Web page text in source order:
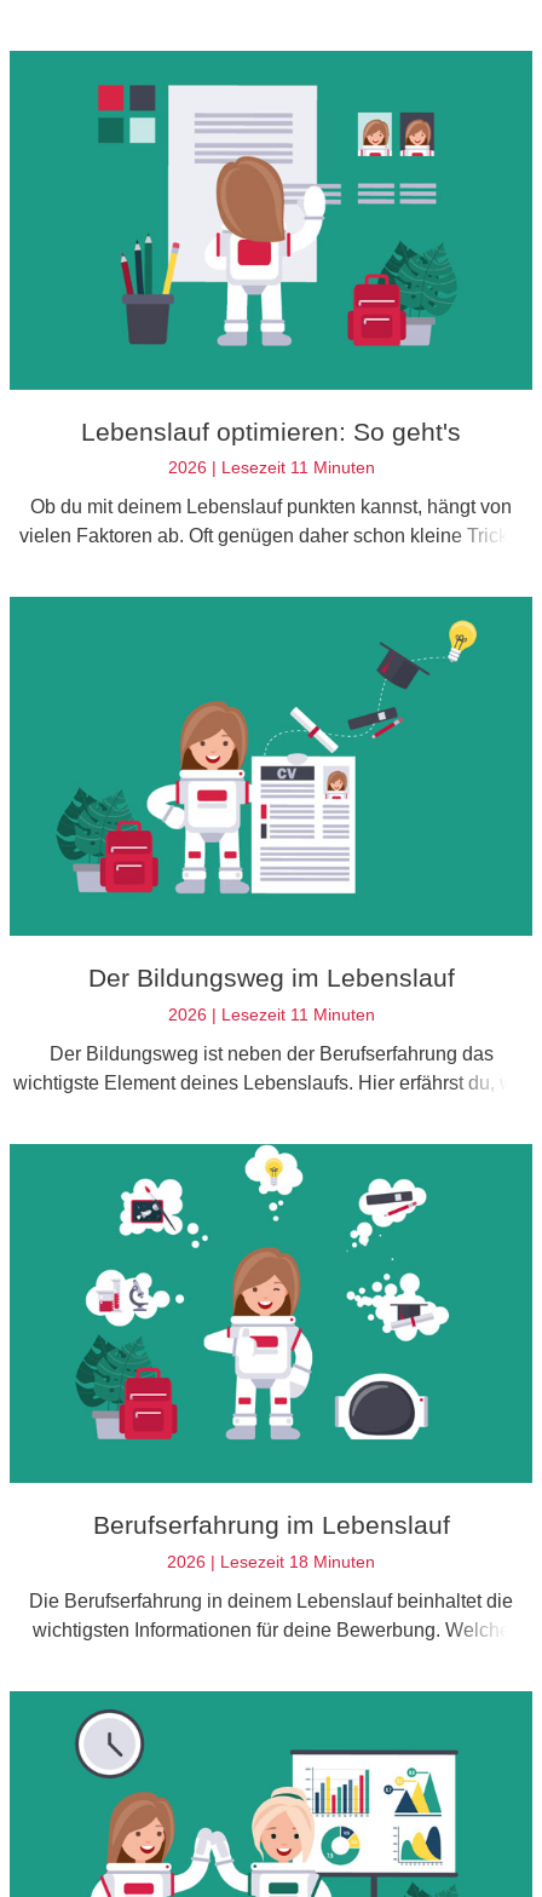
Lebenslauf optimieren: So geht's
2026 | Lesezeit 11 Minuten
Ob du mit deinem Lebenslauf punkten kannst, hängt von
vielen Faktoren ab. Oft genügen daher schon kleine Tricks,
Der Bildungsweg im Lebenslauf
2026 | Lesezeit 11 Minuten
Der Bildungsweg ist neben der Berufserfahrung das
wichtigste Element deines Lebenslaufs. Hier erfährst du, wie
sein sollten.
Berufserfahrung im Lebenslauf
2026 | Lesezeit 18 Minuten
Die Berufserfahrung in deinem Lebenslauf beinhaltet die
wichtigsten Informationen für deine Bewerbung. Welche